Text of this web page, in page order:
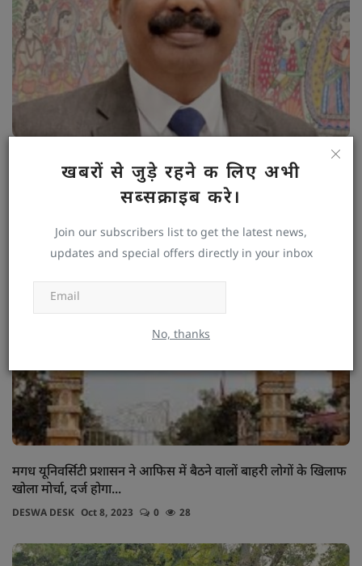
खबरों से जुड़े रहने क लिए अभी
सब्सक्राइब करे।
Join our subscribers list to get the latest news,
updates and special offers directly in your inbox
No, thanks
ACS सिद्धार्थ रोज 10 स्कूलों के शिक्षकों को करेंगे वीडियो कॉल, नंबर
Dec 12, 2024 0 29
मगध यूनिवर्सिटी प्रशासन ने आफिस में बैठने वालों बाहरी लोगों के खिलाफ
खोला मोर्चा, दर्ज होगा...
DESWA DESK Oct 8, 2023 0 28